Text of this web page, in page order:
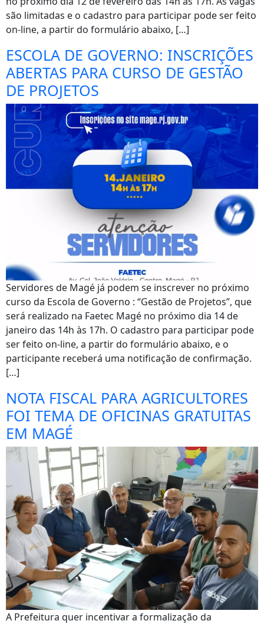
são limitadas e o cadastro para participar pode ser feito
on-line, a partir do formulário abaixo, […]
ESCOLA DE GOVERNO: INSCRIÇÕES
ABERTAS PARA CURSO DE GESTÃO
DE PROJETOS
Servidores de Magé já podem se inscrever no próximo
curso da Escola de Governo : “Gestão de Projetos”, que
será realizado na Faetec Magé no próximo dia 14 de
janeiro das 14h às 17h. O cadastro para participar pode
ser feito on-line, a partir do formulário abaixo, e o
participante receberá uma notificação de confirmação.
[…]
NOTA FISCAL PARA AGRICULTORES
FOI TEMA DE OFICINAS GRATUITAS
EM MAGÉ
A Prefeitura quer incentivar a formalização da